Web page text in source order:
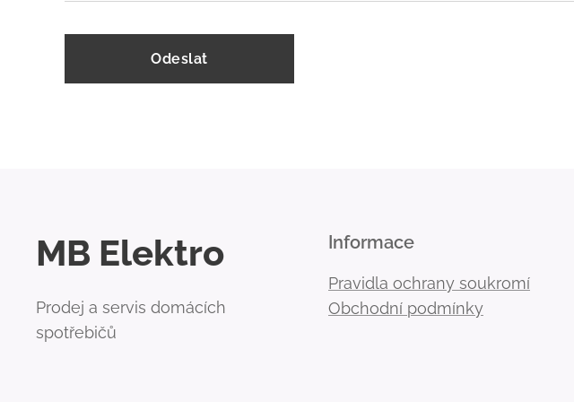
Odeslat
MB Elektro
Prodej a servis domácích
spotřebičů
Informace
Pravidla ochrany soukromí
Obchodní podmínky